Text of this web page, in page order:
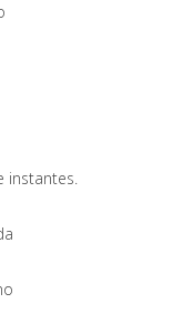
instantes.